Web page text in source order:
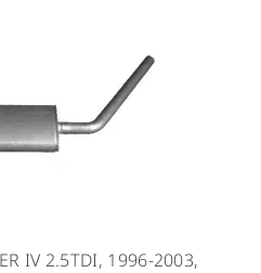
IV 2.5TDI, 1996-2003,